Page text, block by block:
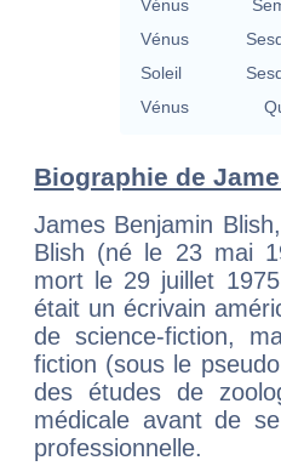
Vénus
Vénus
Soleil
Vénus
Biographie de
James Benjamin
Blish (né le 23 mai
mort le 29 juillet
était un écrivain
de science-fiction,
fiction (sous le
des études de
médicale avant de
professionnelle.